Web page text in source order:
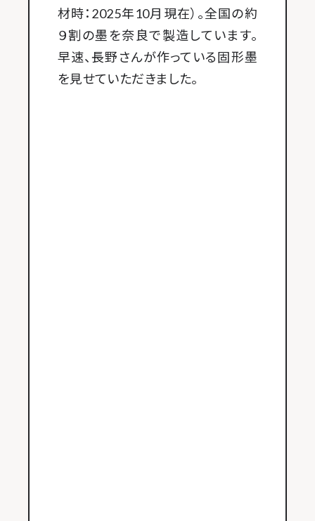
材時：2025年10月現在）。全国の約
９割の墨を奈良で製造しています。
早速、長野さんが作っている固形墨
を見せていただきました。